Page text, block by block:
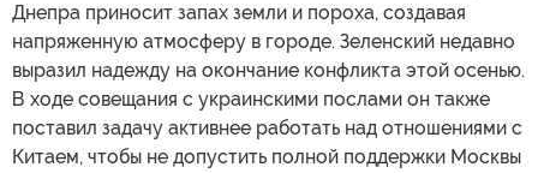
Днепра приносит запах земли и пороха, создавая
напряженную атмосферу в городе. Зеленский недавно
выразил надежду на окончание конфликта этой осенью.
В ходе совещания с украинскими послами он также
поставил задачу активнее работать над отношениями с
Китаем, чтобы не допустить полной поддержки Москвы